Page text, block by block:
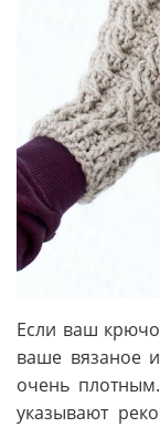
Если ваш
ваше вязаное
очень
указывают